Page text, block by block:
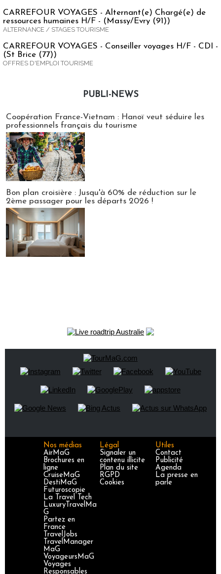
CARREFOUR VOYAGES - Alternant(e) Chargé(e) de
ressources humaines H/F - (Massy/Evry (91))
ALTERNANCE / STAGES TOURISME
CARREFOUR VOYAGES - Conseiller voyages H/F - CDI -
(St Brice (77))
OFFRES D'EMPLOI TOURISME
PUBLI-NEWS
Coopération France-Vietnam : Hanoï veut séduire les
professionnels français du tourisme
Bon plan croisière : Jusqu'à 60% de réduction sur le
2ème passager pour les départs 2026 !
Nos médias
AirMaG
Brochures en
ligne
CruiseMaG
DestiMaG
Futuroscopie
La Travel Tech
LuxuryTravelMa
G
Partez en
France
TravelJobs
TravelManager
MaG
VoyageursMaG
Voyages
Responsables
Légal
Signaler un
contenu illicite
Plan du site
RGPD
Cookies
Utiles
Contact
Publicité
Agenda
La presse en
parle